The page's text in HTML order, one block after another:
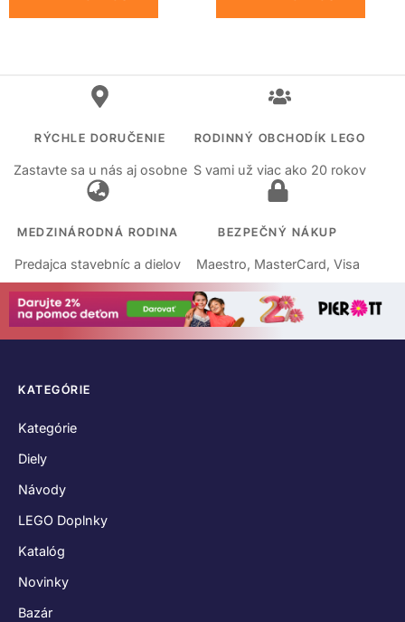
RÝCHLE DORUČENIE
Zastavte sa u nás aj osobne
RODINNÝ OBCHODÍK LEGO
S vami už viac ako 20 rokov
MEDZINÁRODNÁ RODINA
Predajca stavebníc a dielov
BEZPEČNÝ NÁKUP
Maestro, MasterCard, Visa
KATEGÓRIE
Kategórie
Diely
Návody
LEGO Doplnky
Katalóg
Novinky
Bazár